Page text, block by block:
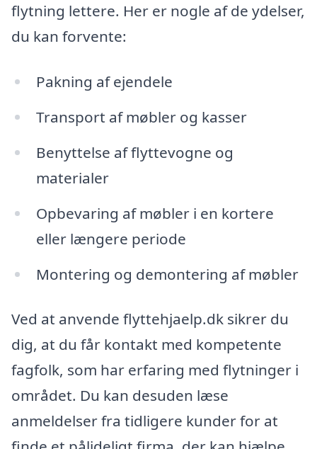
flytning lettere. Her er nogle af de ydelser,
du kan forvente:
Pakning af ejendele
Transport af møbler og kasser
Benyttelse af flyttevogne og
materialer
Opbevaring af møbler i en kortere
eller længere periode
Montering og demontering af møbler
Ved at anvende flyttehjaelp.dk sikrer du
dig, at du får kontakt med kompetente
fagfolk, som har erfaring med flytninger i
området. Du kan desuden læse
anmeldelser fra tidligere kunder for at